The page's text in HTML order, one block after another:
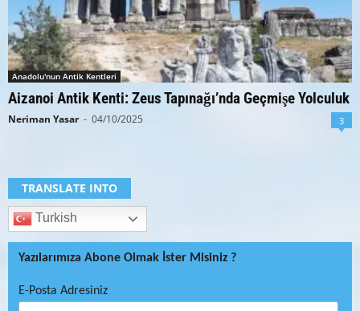
Anadolu'nun Antik Kentleri
Aizanoi Antik Kenti: Zeus Tapınağı’nda Geçmişe Yolculuk
Neriman Yasar - 04/10/2025 3
TRANSLATE INTO
Turkish
Yazılarımıza Abone Olmak İster Misiniz ?
E-Posta Adresiniz